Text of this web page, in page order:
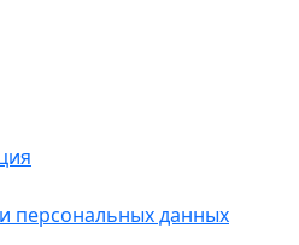
персональных данных